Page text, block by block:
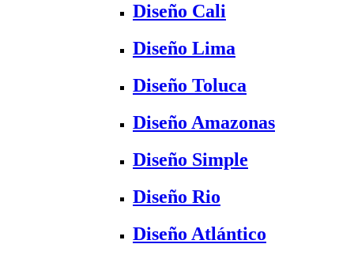
Diseño Cali
Diseño Lima
Diseño Toluca
Diseño Amazonas
Diseño Simple
Diseño Rio
Diseño Atlántico